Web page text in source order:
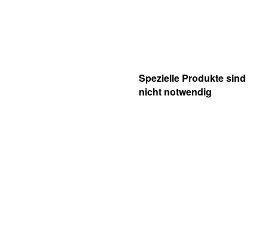
Spezielle Produkte sind
nicht notwendig